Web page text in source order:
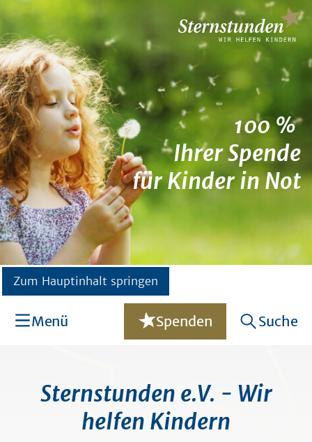
100 %
Ihrer Spende
für Kinder in Not
Zum Hauptinhalt springen
Menü Spenden Suche
Sternstunden e.V. - Wir
helfen Kindern